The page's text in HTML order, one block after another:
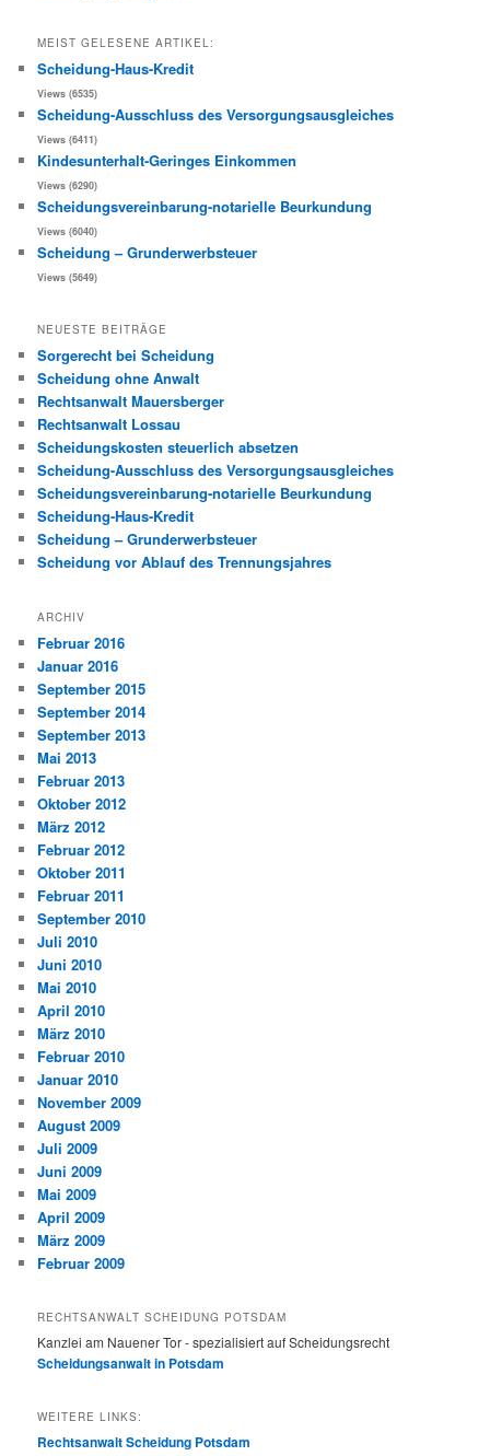
MEIST GELESENE ARTIKEL:
Scheidung-Haus-Kredit
Views (6535)
Scheidung-Ausschluss des Versorgungsausgleiches
Views (6411)
Kindesunterhalt-Geringes Einkommen
Views (6290)
Scheidungsvereinbarung-notarielle Beurkundung
Views (6040)
Scheidung – Grunderwerbsteuer
Views (5649)
NEUESTE BEITRÄGE
Sorgerecht bei Scheidung
Scheidung ohne Anwalt
Rechtsanwalt Mauersberger
Rechtsanwalt Lossau
Scheidungskosten steuerlich absetzen
Scheidung-Ausschluss des Versorgungsausgleiches
Scheidungsvereinbarung-notarielle Beurkundung
Scheidung-Haus-Kredit
Scheidung – Grunderwerbsteuer
Scheidung vor Ablauf des Trennungsjahres
ARCHIV
Februar 2016
Januar 2016
September 2015
September 2014
September 2013
Mai 2013
Februar 2013
Oktober 2012
März 2012
Februar 2012
Oktober 2011
Februar 2011
September 2010
Juli 2010
Juni 2010
Mai 2010
April 2010
März 2010
Februar 2010
Januar 2010
November 2009
August 2009
Juli 2009
Juni 2009
Mai 2009
April 2009
März 2009
Februar 2009
RECHTSANWALT SCHEIDUNG POTSDAM
Kanzlei am Nauener Tor - spezialisiert auf Scheidungsrecht
Scheidungsanwalt in Potsdam
WEITERE LINKS:
Rechtsanwalt Scheidung Potsdam